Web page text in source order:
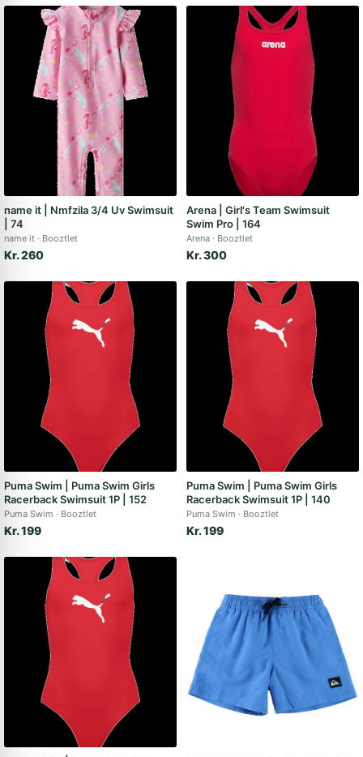
name it | Nmfzila 3/4 Uv Swimsuit
| 74
name it Booztlet
Kr. 260
Arena | Girl's Team Swimsuit
Swim Pro | 164
Arena Booztlet
Kr. 300
Puma Swim | Puma Swim Girls
Racerback Swimsuit 1P | 152
Puma Swim Booztlet
Kr. 199
Puma Swim | Puma Swim Girls
Racerback Swimsuit 1P | 140
Puma Swim Booztlet
Kr. 199